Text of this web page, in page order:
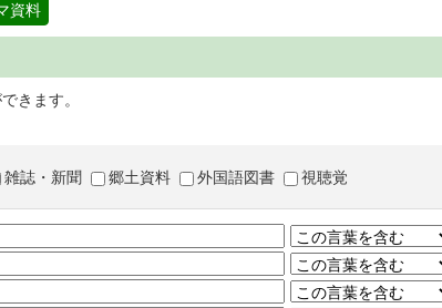
資料
きます。
雑誌・新聞 郷土資料 外国語図書 視聴覚